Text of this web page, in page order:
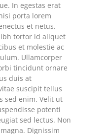
In egestas erat
porta lorem
et netus.
tortor id aliquet
et molestie ac
Ullamcorper
tincidunt ornare
duis at
suscipit tellus
sed enim. Velit ut
potenti
sed lectus. Non
Dignissim